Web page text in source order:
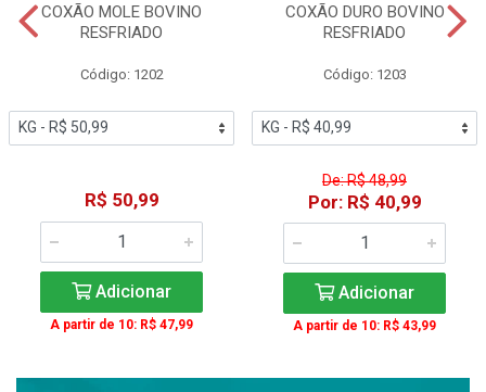
COXÃO MOLE BOVINO
RESFRIADO
Código: 1202
R$ 50,99
Adicionar
A partir de 10: R$ 47,99
COXÃO DURO BOVINO
RESFRIADO
Código: 1203
De: R$ 48,99
Por: R$ 40,99
Adicionar
A partir de 10: R$ 43,99